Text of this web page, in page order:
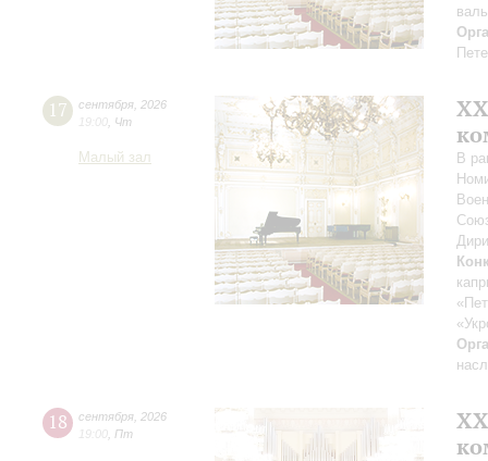
17 сентября 2026
19:00 Чт
Малый зал
В
18 сентября 2026
19:00 Пт